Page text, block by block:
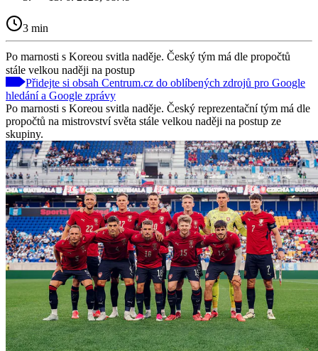
3 min
Po marnosti s Koreou svitla naděje. Český tým má dle propočtů
stále velkou naději na postup
Přidejte si obsah Centrum.cz do oblíbených zdrojů pro Google
hledání a Google zprávy
Po marnosti s Koreou svitla naděje. Český reprezentační tým má dle
propočtů na mistrovství světa stále velkou naději na postup ze
skupiny.